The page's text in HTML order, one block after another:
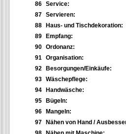
86 Service:
87 Servieren:
88
Haus- und Tischdekoration:
89
Empfang:
90 Ordonanz:
91 Organisation:
92
Besorgungen/Einkäufe:
93 Wäschepflege:
94
Handwäsche:
95
Bügeln:
96
Mangeln:
97
Nähen von Hand /